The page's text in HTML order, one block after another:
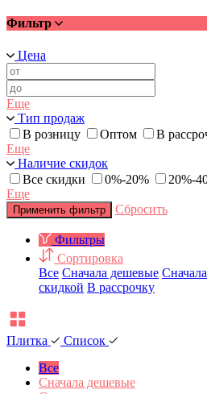
Фильтр
Цена
Еще
Тип продаж
В розницу
Оптом
В
Еще
Наличие скидок
Все скидки
0%-20% 20%-
Еще
Применить фильтр Сбросить
Фильтры
Сортировка
Все Сначала дешевые
скидкой В рассрочку
Плитка
Список
Все
Сначала дешевые